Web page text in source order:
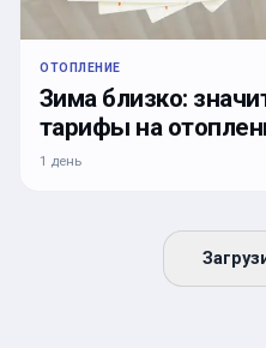
ОТОПЛЕНИЕ
Зима близко:
тарифы на
1 день